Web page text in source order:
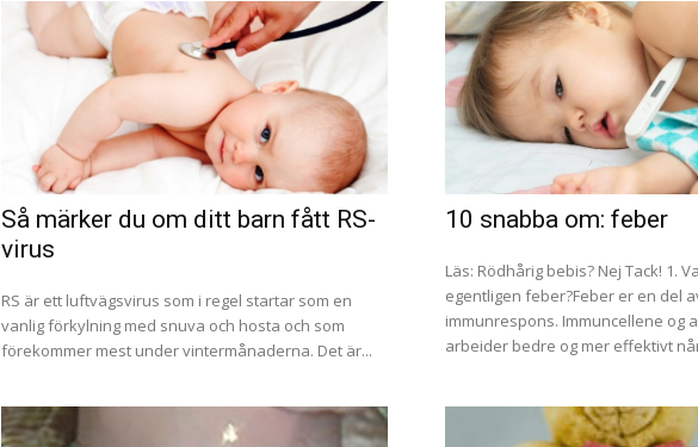
Så märker du om ditt barn fått RS-
virus
RS är ett luftvägsvirus som i regel startar som en
vanlig förkylning med snuva och hosta och som
förekommer mest under vintermånaderna. Det är...
10 snabba om: feber
Läs: Rödhårig bebis? Nej Tack! 1.
egentligen feber?Feber er en del
immunrespons. Immuncellene og
arbeider bedre og mer effektivt